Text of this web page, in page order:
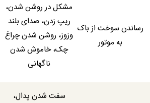
رساندن سوخت از باک
به موتور
مشکل در روشن شدن،
ریپ زدن، صدای بلند
وزوز، روشن شدن چراغ
چک، خاموش شدن
ناگهانی
سفت شدن پدال،